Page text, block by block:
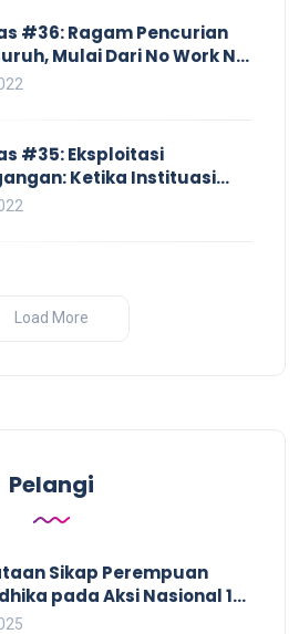
#36: Ragam Pencurian
Mulai Dari No Work No
Skorsing
#35: Eksploitasi
Ketika Instituasi
Tunduk pada Hilir
Load More
Pelangi
Sikap Perempuan
pada Aksi Nasional 16
2025 Kerja Layak dan Bebas